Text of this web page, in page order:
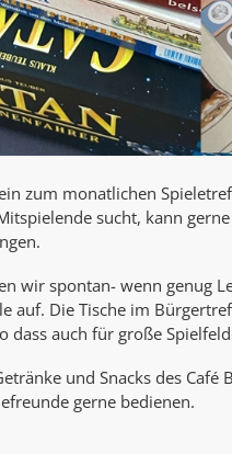
zum monatlichen
sucht, kann
wir spontan- wenn genug
auf. Die Tische im
dass auch für große
und Snacks des Café
gerne bedienen.